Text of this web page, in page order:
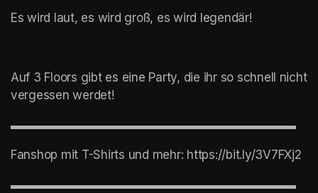
Es wird laut, es wird groß, es wird legendär!
Auf 3 Floors gibt es eine Party, die ihr so schnell nicht
vergessen werdet!
▬▬▬▬▬▬▬▬▬▬▬▬▬▬▬▬▬▬▬▬▬▬▬▬
Fanshop mit T-Shirts und mehr: https://bit.ly/3V7FXj2
▬▬▬▬▬▬▬▬▬▬▬▬▬▬▬▬▬▬▬▬▬▬▬▬